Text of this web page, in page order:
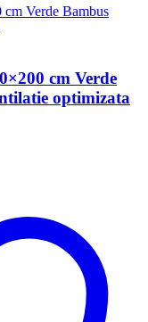
cm Verde
optimizata